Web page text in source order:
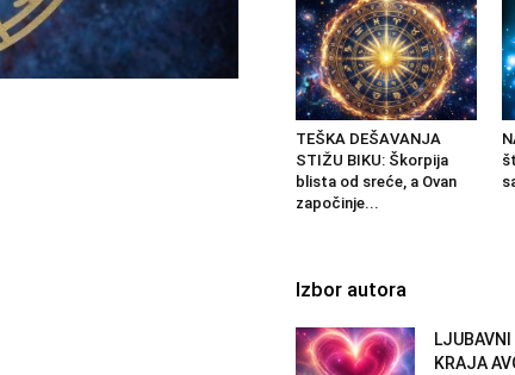
TEŠKA DEŠAVANJA
STIŽU BIKU: Škorpija
blista od sreće, a Ovan
započinje...
Izbor autora
LJUBAVNI
KRAJA